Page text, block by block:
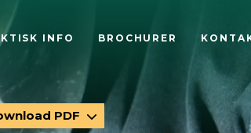
INFO BROCHURER
PDF